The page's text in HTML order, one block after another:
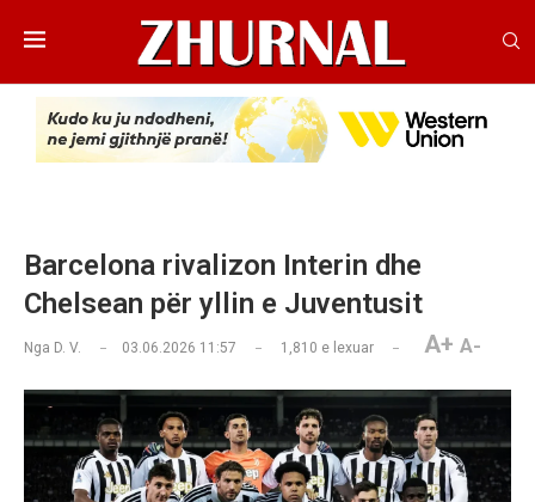
Barcelona rivalizon Interin dhe
Chelsean për yllin e Juventusit
Nga D. V. 03.06.2026 11:57 1,810 e lexuar A+ A-